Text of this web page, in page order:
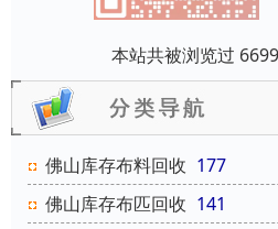
本站共被浏览过
佛山库存布料回收 177
佛山库存布匹回收 141